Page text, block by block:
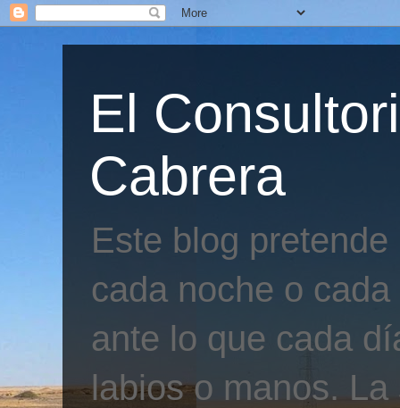
El
Cabrera
Este blog
cada noche o
ante lo que cada
labios o manos.